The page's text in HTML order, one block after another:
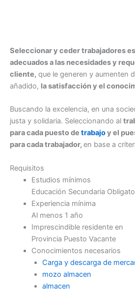
Seleccionar y ceder trabajadores
adecuados a las necesidades y
cliente, que le generen y aumenten
añadido, la satisfacción y el
Buscando la excelencia, en una
justa y solidaria. Seleccionando al
para cada puesto de trabajoy el
para cada trabajador, en base a
Requisitos
Estudios mínimos
Educación Secundaria
Experiencia mínima
Al menos 1 año
Imprescindible residente en
Provincia Puesto Vacante
Conocimientos necesarios
Carga y descarga de
mozo almacen
almacen